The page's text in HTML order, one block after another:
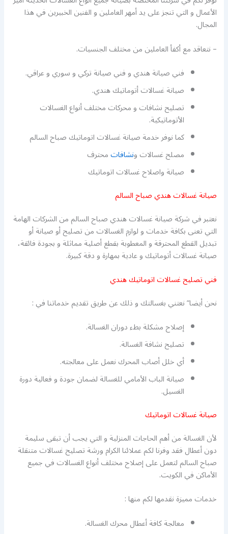
الأعمال و التي تنجز على يد أمهر العاملين و الفنين الخبيرين في هذا
المجال.
– نتعاقد مع أكفأ العاملين من مختلف الجنسيات.
فني صيانة هندي و فني صيانة تركي و سوري و عراقي.
صيانة غسالات أتوماتيك هندي.
تصليح نشافات و محركات مختلف أنواع الغسالات
الأتوماتيكية.
كما نوفر خدمة صيانة غسالات اتوماتيك صباح السالم
مصلح غسالات ونشافاتمحترف
صيانة واصلاح غسالات اتوماتيك
صيانة غسالات هندي صباح السالم
نعتبر في شركة صيانة غسالات هندي صباح السالم من الشركات الهامة
التي تعنى بكافة خدمات و لوازم الغسالات من تصليح أو صيانة أو
تبديل القطع المحترقة و المعطوبة بقطع أصلية مماثلة و بجودة فائقة،
صيانة غسالات أتوماتيك و عادية بمهارة و دقة كبيرة.
فني تصليح غسالات اتوماتيك هندي
نحن أيضا” نعتني بغسالتك و ذلك عن طريق تقديم خدماتنا في :
إصلاح مشكلة بطء دوران الغسالة.
تصليح نشافة الغسالة.
أي خلل أصاب المحرك نعمل على معالجته.
صيانة الباب الأمامي للغسالة لضمان جودة و فعالية دورة
الغسيل.
صيانة غسالات اتوماتيك
لأن الغسالة من أهم الحاجات المنزلية و التي يجب أن تبقى سليمة
دون أعطال فقد وفرنا لكم عملائنا الكرام ورشة تصليح غسالات متنقلة
صباح السالم لتعمل على إصلاح مختلف أنواع الغسالات في جميع
الأماكن في الكويت.
خدمات مميزة نقدمها لكم منها :
معالجة كافة أعطال محرك الغسالة.